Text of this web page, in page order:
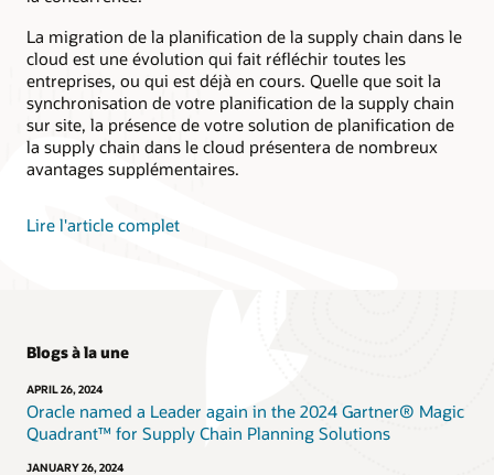
La migration de la planification de la supply chain dans le
cloud est une évolution qui fait réfléchir toutes les
entreprises, ou qui est déjà en cours. Quelle que soit la
synchronisation de votre planification de la supply chain
sur site, la présence de votre solution de planification de
la supply chain dans le cloud présentera de nombreux
avantages supplémentaires.
Lire l'article complet
Blogs à la une
APRIL 26, 2024
Oracle named a Leader again in the 2024 Gartner® Magic
Quadrant™ for Supply Chain Planning Solutions
JANUARY 26, 2024